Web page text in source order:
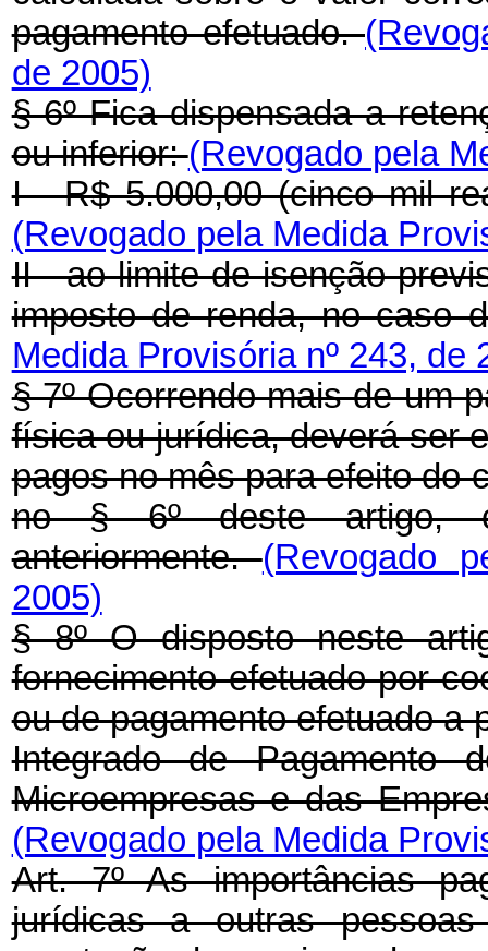
pagamento efetuado.
de 2005)
§ 6º Fica dispensada a
ou inferior:(Revogado pela
I - R$ 5.000,00 (cinco mil
(Revogado pela Medida
II - ao limite de isenção
imposto de renda, no caso
Medida Provisória nº 243, de
§ 7º Ocorrendo mais de um
física ou jurídica, deverá ser
pagos no mês para efeito do
no § 6º deste artigo,
anteriormente.(Revogado
2005)
§ 8º O disposto neste
fornecimento efetuado por
ou de pagamento efetuado a
Integrado de Pagamento
Microempresas e das
(Revogado pela Medida
Art. 7º As importâncias
jurídicas a outras